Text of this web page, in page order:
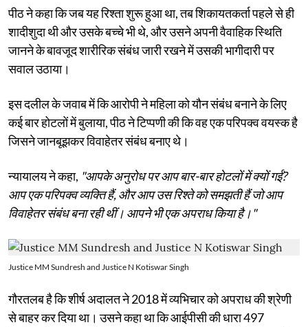
पीठ ने कहा कि जब यह रिश्ता शुरू हुआ था, तब शिकायतकर्ता पहले से ही
शादीशुदा थी और उसके बच्चे भी थे, और उसने अपनी वैवाहिक स्थिति
जानने के बावजूद शारीरिक संबंध जारी रखने में उसकी भागीदारी पर
सवाल उठाया।
इस दलील के जवाब में कि आरोपी ने महिला को यौन संबंध बनाने के लिए
कई बार होटलों में बुलाया, पीठ ने टिप्पणी की कि वह एक परिपक्व वयस्क है
जिसने जानबूझकर विवाहेतर संबंध बनाए थे।
न्यायालय ने कहा, "आपके अनुरोध पर आप बार-बार होटलों में क्यों गईं?
आप एक परिपक्व व्यक्ति हैं, और आप उस रिश्ते को समझती हैं जो आप
विवाहेतर संबंध बना रही थीं। आपने भी एक अपराध किया है।"
Justice MM Sundresh and Justice N Kotiswar Singh
गौरतलब है कि शीर्ष अदालत ने 2018 में व्यभिचार को अपराध की श्रेणी
से बाहर कर दिया था। उसने कहा था कि आईपीसी की धारा 497